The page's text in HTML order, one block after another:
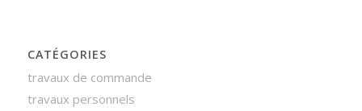
CATÉGORIES
travaux de commande
travaux personnels